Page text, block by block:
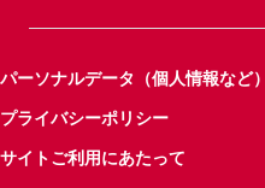
パーソナルデータ（個人情報など
プライバシーポリシー
サイトご利用にあたって